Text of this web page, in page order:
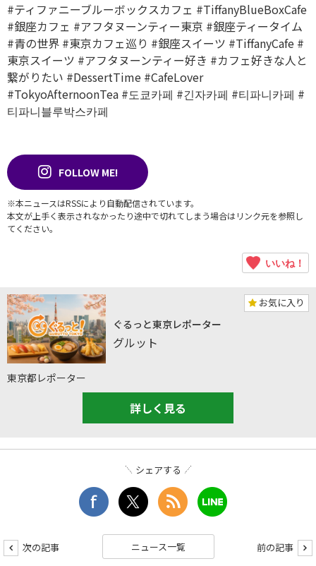
#ティファニーブルーボックスカフェ #TiffanyBlueBoxCafe
#銀座カフェ #アフタヌーンティー東京 #銀座ティータイム
#青の世界 #東京カフェ巡り #銀座スイーツ #TiffanyCafe #
東京スイーツ #アフタヌーンティー好き #カフェ好きな人と
繋がりたい #DessertTime #CafeLover
#TokyoAfternoonTea #도쿄카페 #긴자카페 #티파니카페 #
티파니블루박스카페
FOLLOW ME!
※本ニュースはRSSにより自動配信されています。
本文が上手く表示されなかったり途中で切れてしまう場合はリンク元を参照し
てください。
いいね！
お気に入り
ぐるっと東京レポーター
グルット
東京都レポーター
詳しく見る
シェアする
次の記事 ニュース一覧 前の記事